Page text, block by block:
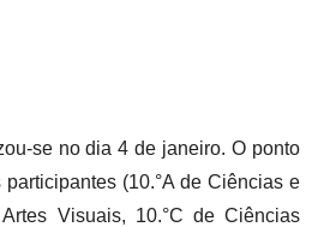
se no dia 4 de janeiro. O ponto
(10.°A de Ciências e
Visuais, 10.°C de Ciências